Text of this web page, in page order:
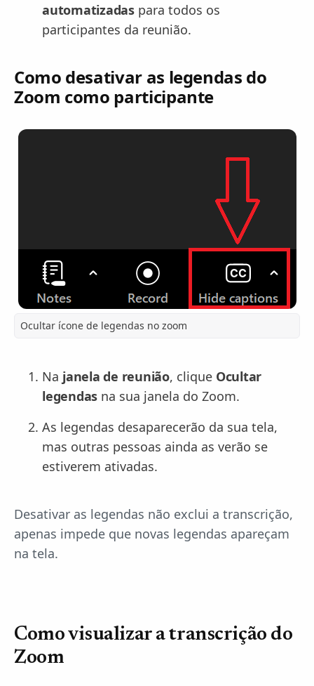
automatizadaspara todos os
participantes da reunião.
Como desativar as legendas do
Zoom como participante
Ocultar ícone de legendas no zoom
Na janela de reunião, clique Ocultar
legendas na sua janela do Zoom.
As legendas desaparecerão da sua tela,
mas outras pessoas ainda as verão se
estiverem ativadas.
Desativar as legendas não exclui a transcrição,
apenas impede que novas legendas apareçam
na tela.
Como visualizar a transcrição do
Zoom